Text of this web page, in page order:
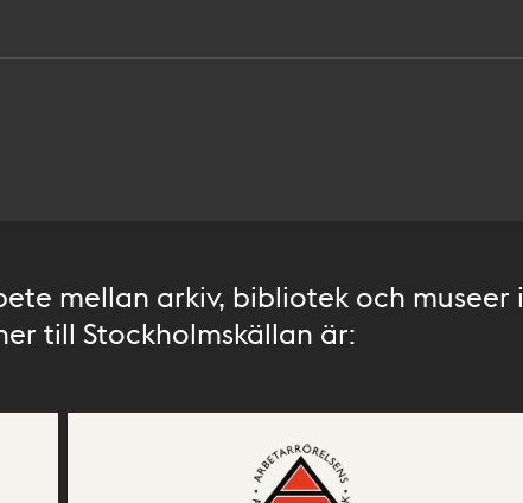
mellan arkiv, bibliotek och museer i
till Stockholmskällan är: